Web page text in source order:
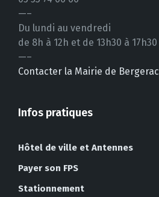
—–
Du lundi au vendredi
de 8h à 12h et de 13h30 à 17h30
—–
Contacter la Mairie de Bergerac
Infos pratiques
Hôtel de ville et Antennes
Payer son FPS
Stationnement